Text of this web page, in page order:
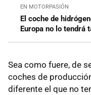
EN MOTORPASIÓN
El coche de
Europa no lo tendrá
Sea como fuere, de
coches de
diferente el que no